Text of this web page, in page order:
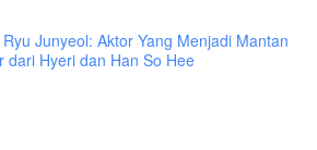
Ryu Junyeol: Aktor Yang Menjadi Mantan
dari Hyeri dan Han So Hee